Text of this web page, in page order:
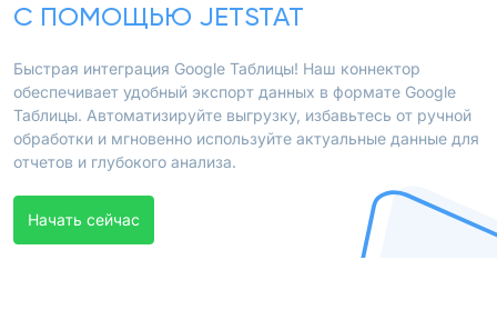
С ПОМОЩЬЮ JETSTAT
Быстрая интеграция Google Таблицы! Наш коннектор
обеспечивает удобный экспорт данных в формате Google
Таблицы. Автоматизируйте выгрузку, избавьтесь от ручной
обработки и мгновенно используйте актуальные данные для
отчетов и глубокого анализа.
Начать сейчас